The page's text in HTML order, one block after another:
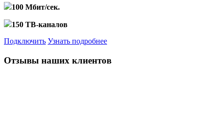
100 Мбит/сек.
150 ТВ-каналов
Подключить Узнать подробнее
Отзывы наших клиентов